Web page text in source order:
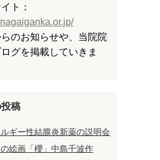
ト：
のお知らせや、当院院
グを掲載していきま
稿
ギー性結膜炎新薬の説明会
の絵画「櫻」中島千波作